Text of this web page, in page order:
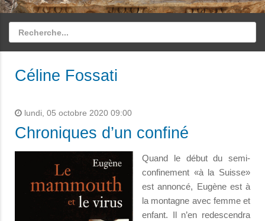
Céline Fossati
lundi, 05 octobre 2020 09:00
Chroniques d’un confiné
Quand le début du semi-
confinement «à la Suisse»
est annoncé, Eugène est à
la montagne avec femme et
enfant. Il n’en redescendra